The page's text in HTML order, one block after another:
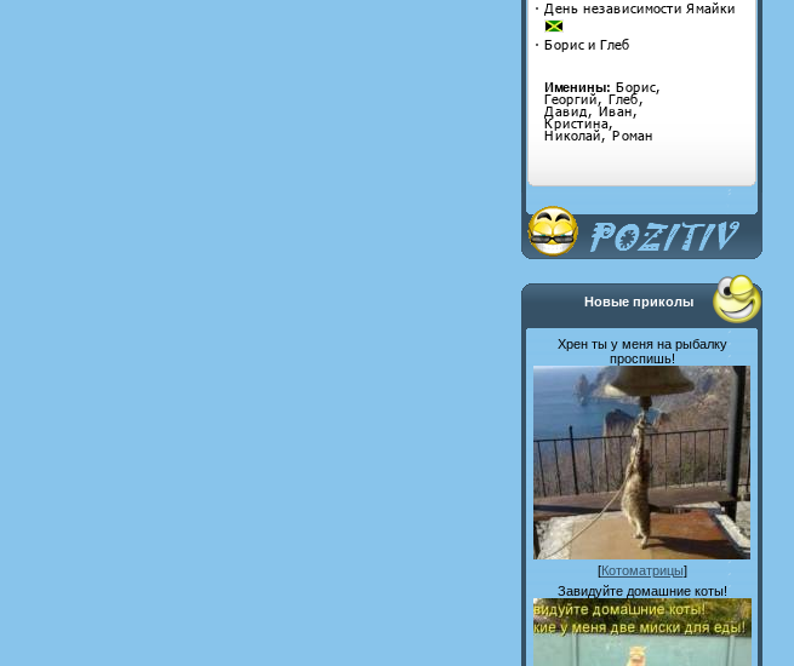
Новые приколы
Хрен ты у меня на рыбалку
проспишь!
[Котоматрицы]
Завидуйте домашние коты!